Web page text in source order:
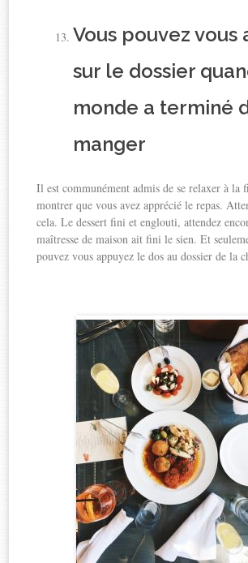
Vous pouvez vous
sur le dossier
monde a terminé
manger
Il est communément admis de se relaxer à la
montrer que vous avez apprécié le repas.
cela. Le dessert fini et englouti, attendez
maîtresse de maison ait fini le sien. Et
pouvez vous appuyez le dos au dossier de la